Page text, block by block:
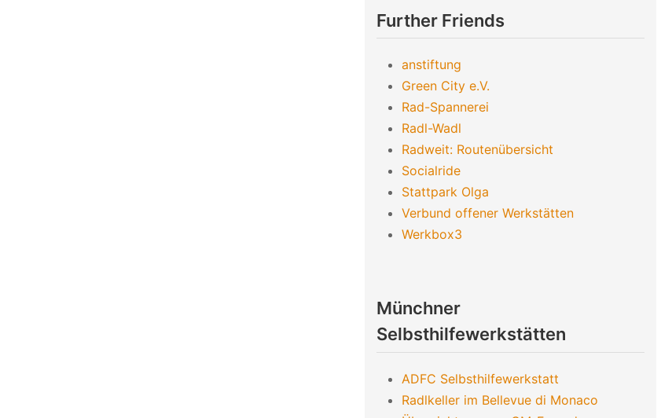
Further Friends
anstiftung
Green City e.V.
Rad-Spannerei
Radl-Wadl
Radweit: Routenübersicht
Socialride
Stattpark Olga
Verbund offener Werkstätten
Werkbox3
Münchner
Selbsthilfewerkstätten
ADFC Selbsthilfewerkstatt
Radlkeller im Bellevue di Monaco